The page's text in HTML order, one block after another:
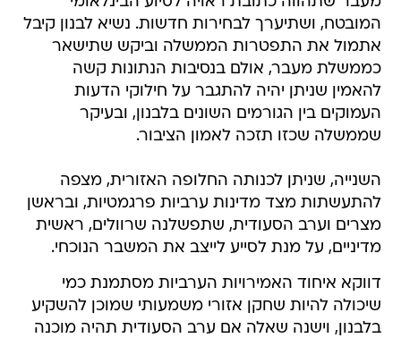
המובטח, ושתיערך לבחירות חדשות. נשיא לבנון קיבל
אתמול את התפטרות הממשלה וביקש שתישאר
כממשלת מעבר, אולם בנסיבות הנתונות קשה
להאמין שניתן יהיה להתגבר על חילוקי הדעות
העמוקים בין הגורמים השונים בלבנון, ובעיקר
שממשלה שכזו תזכה לאמון הציבור.
השנייה, שניתן לכנותה החלופה האזורית, מצפה
להתעשתות מצד מדינות ערביות פרגמטיות, ובראשן
מצרים וערב הסעודית, שתפשלנה שרוולים, ראשית
מדיניים, על מנת לסייע לייצב את המשבר הנוכחי.
דווקא איחוד האמירויות הערביות מסתמנת כמי
שיכולה להיות שחקן אזורי משמעותי שמוכן להשקיע
בלבנון, וישנה שאלה אם ערב הסעודית תהיה מוכנה